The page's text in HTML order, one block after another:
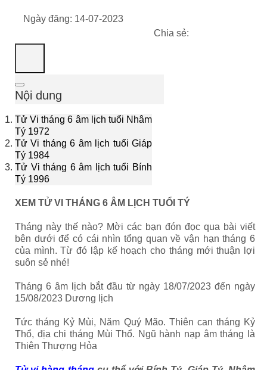
Ngày đăng: 14-07-2023
Chia sẻ:
Nội dung
Tử Vi tháng 6 âm lịch tuổi Nhâm
Tý 1972
Tử Vi tháng 6 âm lịch tuổi Giáp
Tý 1984
Tử Vi tháng 6 âm lịch tuổi Bính
Tý 1996
XEM TỬ VI THÁNG 6 ÂM LỊCH TUỔI TÝ
Tháng này thế nào? Mời các bạn đón đọc qua bài viết
bên dưới để có cái nhìn tổng quan về vận hạn tháng 6
của mình. Từ đó lập kế hoạch cho tháng mới thuận lợi
suôn sẻ nhé!
Tháng 6 âm lịch bắt đầu từ ngày 18/07/2023 đến ngày
15/08/2023 Dương lịch
Tức tháng Kỷ Mùi, Năm Quý Mão. Thiên can tháng Kỷ
Thổ, địa chi tháng Mùi Thổ. Ngũ hành nạp âm tháng là
Thiên Thượng Hỏa